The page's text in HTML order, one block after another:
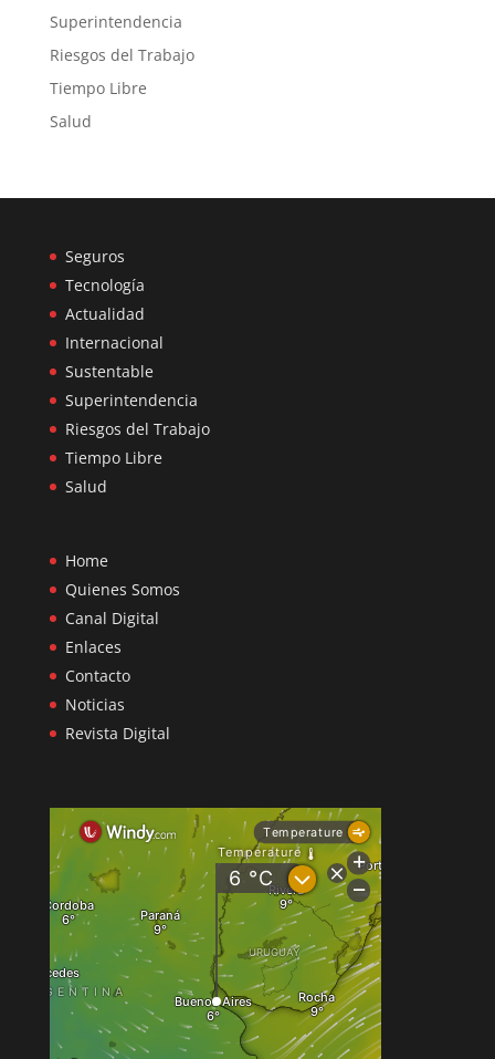
Superintendencia
Riesgos del Trabajo
Tiempo Libre
Salud
Seguros
Tecnología
Actualidad
Internacional
Sustentable
Superintendencia
Riesgos del Trabajo
Tiempo Libre
Salud
Home
Quienes Somos
Canal Digital
Enlaces
Contacto
Noticias
Revista Digital